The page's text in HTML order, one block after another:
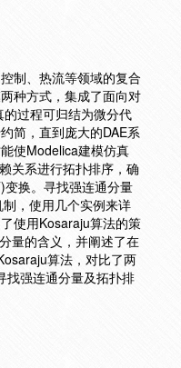
制、热流等领域的复合
种方式，集成了面向对
过程可归结为微分代
简，直到庞大的DAE系
使Modelica建模仿真
关系进行拓扑排序，确
换。寻找强连通分量
，使用几个实例来详
使用Kosaraju算法的策
量的含义，并阐述了在
算法，对比了两
找强连通分量及拓扑排